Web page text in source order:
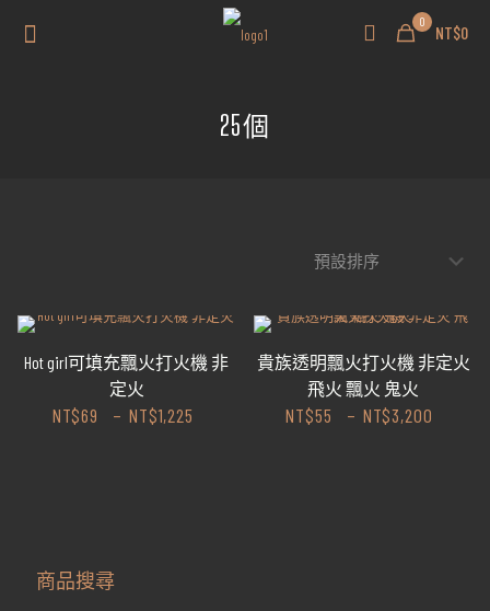
0
NT$0
25個
Hot girl可填充飄火打火機 非
定火
NT$69 – NT$1,225
貴族透明飄火打火機 非定火
飛火 飄火 鬼火
NT$55 – NT$3,200
商品搜尋